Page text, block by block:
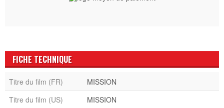
FICHE TECHNIQUE
Titre du film (FR)
MISSION
Titre du film (US)
MISSION